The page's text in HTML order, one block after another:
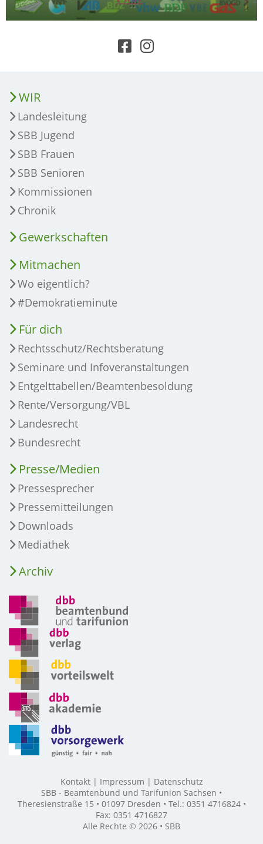
WIR
Landesleitung
SBB Jugend
SBB Frauen
SBB Senioren
Kommissionen
Chronik
Gewerkschaften
Mitmachen
Wo eigentlich?
#Demokratieminute
Für dich
Rechtsschutz/Rechtsberatung
Seminare und Infoveranstaltungen
Entgelttabellen/Beamtenbesoldung
Rente/Versorgung/VBL
Landesrecht
Bundesrecht
Presse/Medien
Pressesprecher
Pressemitteilungen
Downloads
Mediathek
Archiv
Kontakt Impressum
Datenschutz
SBB - Beamtenbund und Tarifunion Sachsen •
Theresienstraße 15 • 01097 Dresden • Tel.: 0351 4716824 •
Fax: 0351 4716827
Alle Rechte © 2026 • SBB